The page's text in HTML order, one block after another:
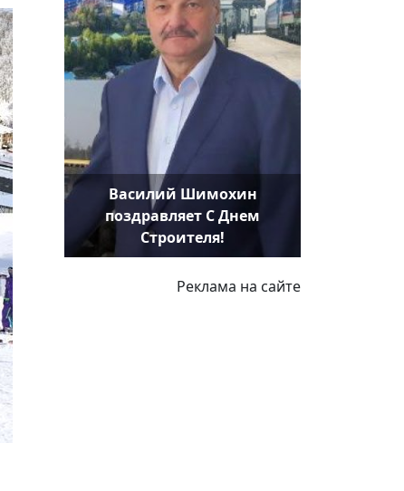
Василий Шимохин
поздравляет С Днем
Строителя!
Реклама на сайте